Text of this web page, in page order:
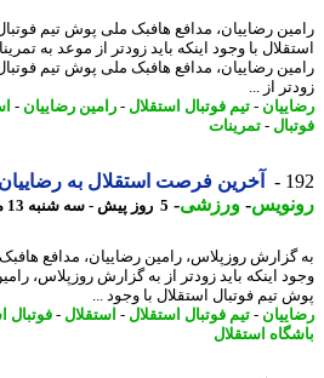
رضاییان، مدافع هافبک ملی پوش تیم فوتبال
با وجود اینکه باید زودتر از موعد به تمرینات
رضاییان، مدافع هافبک ملی پوش تیم فوتبال
از ...
-تیم فوتبال استقلال-رامین رضاییان-
-تمرینات
آخرین فرصت استقلال به رضاییان
-ورزشی-5 روز پیش - سه شنبه 13 مرداد 1405، 17:03
روزپلاس، رامین رضاییان، مدافع هافبک
اینکه باید زودتر از به گزارش روزپلاس، رامین
تیم فوتبال استقلال با وجود ...
-تیم فوتبال استقلال-استقلال-فوتبال
استقلال